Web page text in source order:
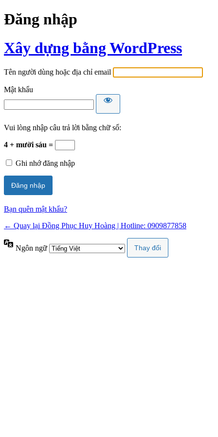
Đăng nhập
Xây dựng bằng WordPress
Tên người dùng hoặc địa chỉ email
Mật khẩu
Vui lòng nhập câu trả lời bằng chữ số:
4 + mười sáu =
Ghi nhớ đăng nhập
Bạn quên mật khẩu?
← Quay lại Đồng Phục Huy Hoàng | Hotline: 0909877858
Ngôn ngữ